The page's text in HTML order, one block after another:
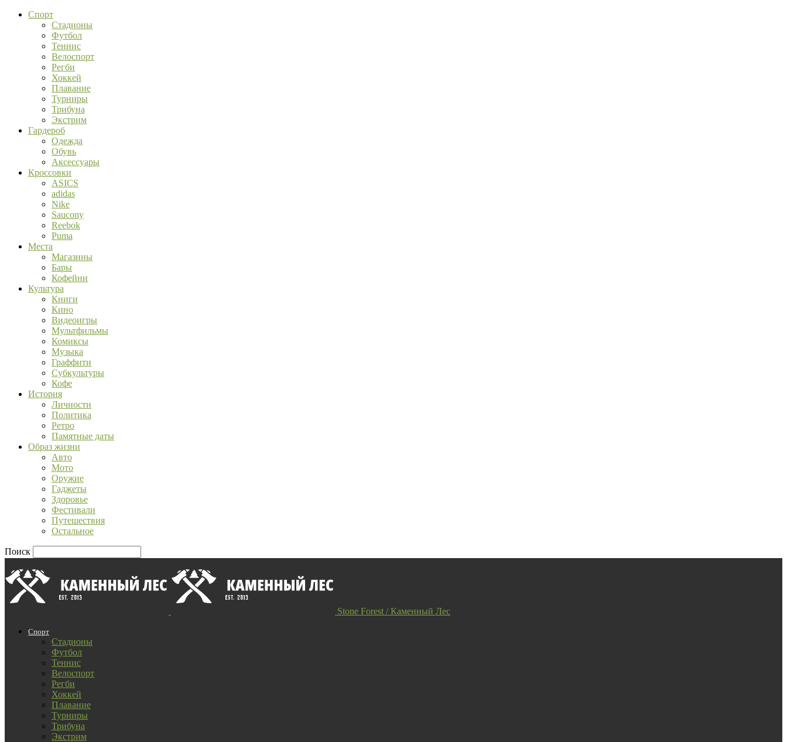
Спорт
Стадионы
Футбол
Теннис
Велоспорт
Регби
Хоккей
Плавание
Турниры
Трибуна
Экстрим
Гардероб
Одежда
Обувь
Аксессуары
Кроссовки
ASICS
adidas
Nike
Saucony
Reebok
Puma
Места
Магазины
Бары
Кофейни
Культура
Книги
Кино
Видеоигры
Мультфильмы
Комиксы
Музыка
Граффити
Субкультуры
Кофе
История
Личности
Политика
Ретро
Памятные даты
Образ жизни
Авто
Мото
Оружие
Гаджеты
Здоровье
Фестивали
Путешествия
Остальное
Поиск
Stone Forest / Каменный Лес
Спорт
Стадионы
Футбол
Теннис
Велоспорт
Регби
Хоккей
Плавание
Турниры
Трибуна
Экстрим